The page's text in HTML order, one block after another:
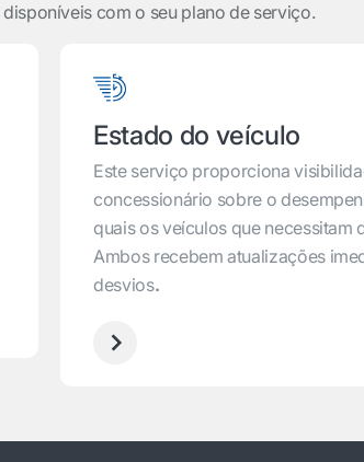
com o seu plano de serviço.
Estado do veículo
Este serviço proporciona
concessionário sobre o
quais os veículos que necessitam
Ambos recebem atualizações
desvios.